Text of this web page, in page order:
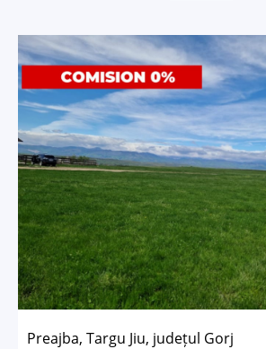
Preajba, Targu Jiu, județul Gorj